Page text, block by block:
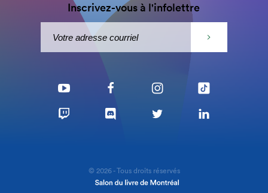
Inscrivez-vous à l'infolettre
© 2026 - Tous droits réservés